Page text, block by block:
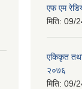
एफ एम
मिति: 09/
एकिकृत तथा
२०७६
मिति: 09/